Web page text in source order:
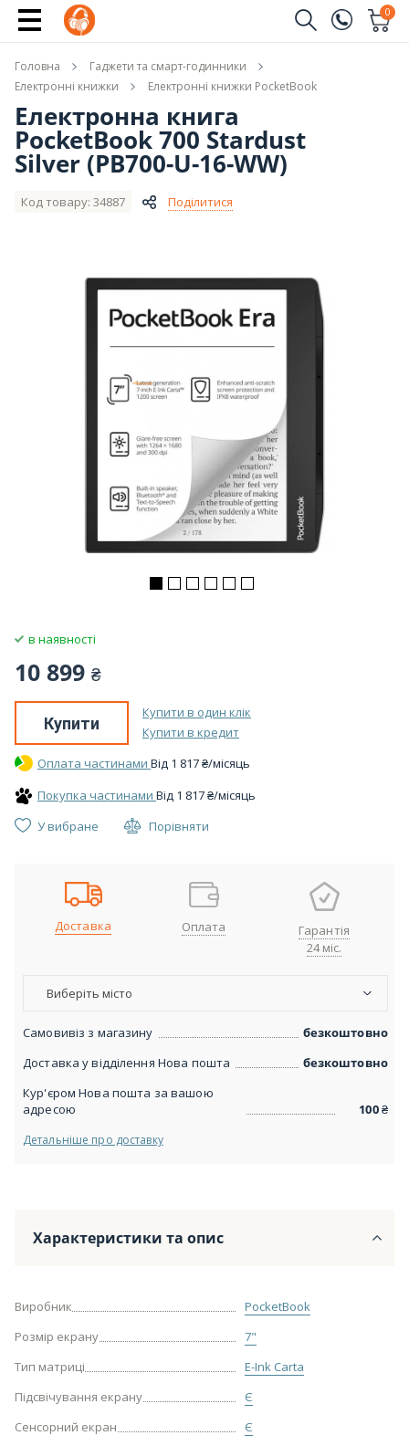
(096)
(044)
0
Ім'я
Телефон
Головна
Гаджети та смарт-годинники
Електронні книжки
Електронні книжки PocketBook
Електронна книга
PocketBook 700 Stardust
Silver (PB700-U-16-WW)
Код товару: 34887 Поділитися
в наявності
10 899 ₴
Купити
Купити в один клік
Купити в кредит
Оплата частинами Вiд 1 817₴/місяць
Покупка частинами Вiд 1 817₴/місяць
У вибране
Порівняти
Доставка Оплата
Гарантія
24 міс.
Виберіть місто
Самовивіз з магазину
безкоштовно
Доставка у відділення Нова пошта
безкоштовно
Кур'єром Нова пошта за вашою
адресою
100₴
Детальніше про доставку
Характеристики та опис
Виробник
PocketBook
Розмір екрану
7"
Тип матриці
E-Ink Carta
Підсвічування екрану
Є
Сенсорний екран
Є
Купити